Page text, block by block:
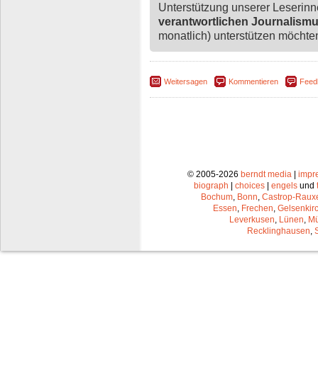
Unterstützung unserer
verantwortlichen
monatlich) unterstützen
Weitersagen Kommentieren
© 2005-2026 berndt media|
biograph
choices engels und
Bochum, Bonn, Castrop-
Essen, Frechen,
Leverkusen, Lünen,
Recklinghausen,